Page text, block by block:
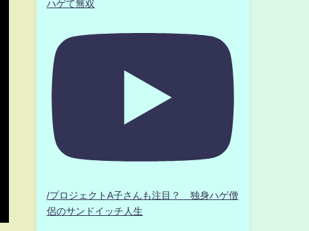
ハゲて無双
/プロジェクトA子さんも注目？ 独身ハゲ僧
侶のサンドイッチ人生